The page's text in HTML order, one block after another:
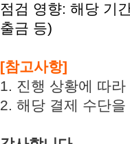
점검 영향: 해당 기
출금 등)
[참고사항]
1. 진행 상황에 따
2. 해당 결제 수단